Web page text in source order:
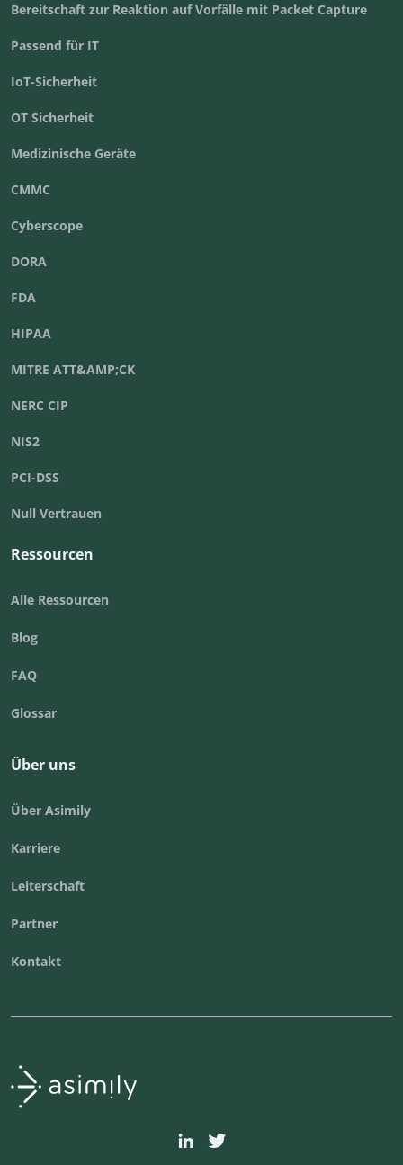
Bereitschaft zur Reaktion auf Vorfälle mit Packet Capture
Passend für IT
IoT-Sicherheit
OT Sicherheit
Medizinische Geräte
CMMC
Cyberscope
DORA
FDA
HIPAA
MITRE ATT&AMP;CK
NERC CIP
NIS2
PCI-DSS
Null Vertrauen
Ressourcen
Alle Ressourcen
Blog
FAQ
Glossar
Über uns
Über Asimily
Karriere
Leiterschaft
Partner
Kontakt
asimilyasimilysecurity